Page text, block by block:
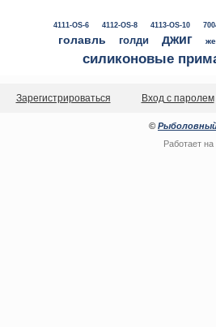
4111-OS-6 4112-OS-8 4113-OS-10
голавль голди джиг
силиконовые
Зарегистрироваться Вход с паролем
© Рыболовный
Работает